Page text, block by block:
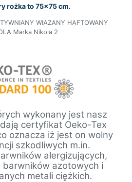
rożka to 75×75 cm.
wykonany jest nasz
certyfikat Oeko-Tex
oznacza iż jest on wolny
szkodliwych m.in.
alergizujących,
barwników azotowych i
metali ciężkich.